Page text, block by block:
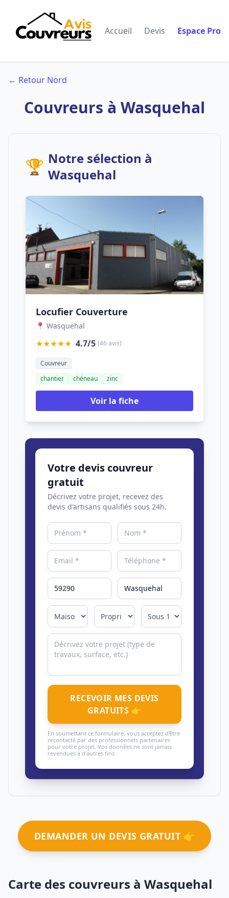
Accueil Devis Espace Pro
← Retour Nord
Couvreurs à Wasquehal
🏆 Notre sélection à
Wasquehal
Locufier Couverture
📍 Wasquehal
★★★★★ 4.7/5 (46 avis)
Couvreur
chantier
chéneau zinc
Voir la fiche
Votre devis couvreur
gratuit
Décrivez votre projet, recevez des
devis d'artisans qualifiés sous 24h.
RECEVOIR MES DEVIS
GRATUITS 👉
En soumettant ce formulaire, vous acceptez d'être
recontacté par des professionnels partenaires
pour votre projet. Vos données ne sont jamais
revendues à d'autres fins.
DEMANDER UN DEVIS GRATUIT 👉
Carte des couvreurs à Wasquehal